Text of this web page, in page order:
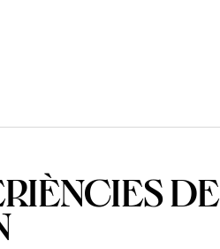
DE